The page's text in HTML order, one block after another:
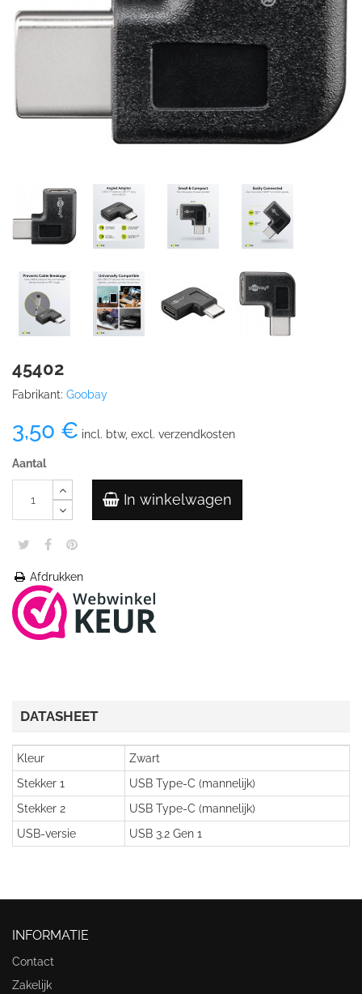
45402
Fabrikant: Goobay
3,50 € incl. btw, excl. verzendkosten
Aantal
In winkelwagen
Afdrukken
DATASHEET
Kleur
Zwart
Stekker 1
USB Type-C (mannelijk)
Stekker 2
USB Type-C (mannelijk)
USB-versie
USB 3.2 Gen 1
INFORMATIE
Contact
Zakelijk